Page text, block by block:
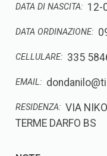
DATA DI NASCITA: 12-
DATA ORDINAZIONE:
CELLULARE: 335
EMAIL:
RESIDENZA: VIA
TERME DARFO BS